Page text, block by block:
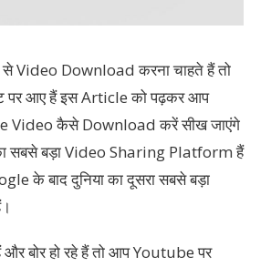
Video Download करना चाहते हैं तो
पर आए हैं इस Article को पढ़कर आप
Video कैसे Download करें सीख जाएंगे
सबसे बड़ा Video Sharing Platform हैं
के बाद दुनिया का दूसरा सबसे बड़ा
बोर हो रहे हैं तो आप Youtube पर